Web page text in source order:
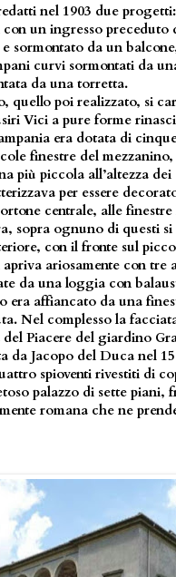
nel 1903 due
un ingresso
sormontato da un
curvi sormontati da
da una torretta.
quello poi realizzato, si
Vici a pure forme
era dotata di
finestre del
più piccola all’altezza
per essere
centrale, alle
sopra ognuno di questi
con il fronte sul
ariosamente con tre
da una loggia con
era affiancato da una
Nel complesso la
Piacere del giardino
da Jacopo del Duca nel
spioventi rivestiti di
palazzo di sette piani,
romana che ne